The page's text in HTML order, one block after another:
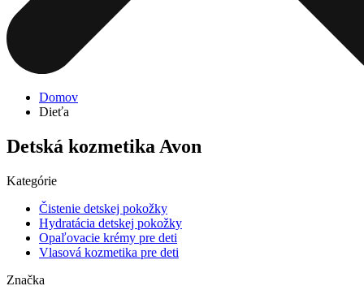
Domov
Dieťa
Detská kozmetika Avon
Kategórie
Čistenie detskej pokožky
Hydratácia detskej pokožky
Opaľovacie krémy pre deti
Vlasová kozmetika pre deti
Značka